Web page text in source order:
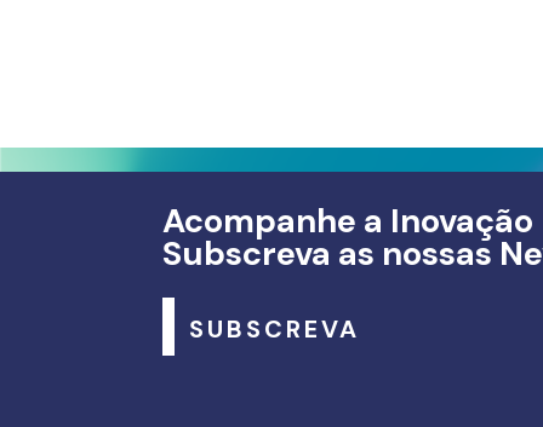
Acompanhe a Inovação
Subscreva as nossas
SUBSCREVA